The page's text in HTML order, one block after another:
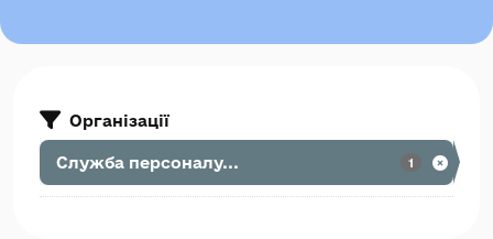
Організації
Служба персоналу... 1